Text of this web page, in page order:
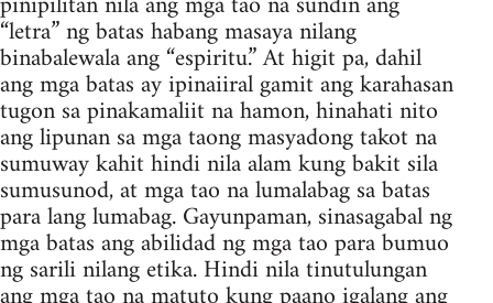
“letra” ng batas habang masaya nilang
binabalewala ang “espiritu.” At higit pa, dahil
ang mga batas ay ipinaiiral gamit ang karahasan
tugon sa pinakamaliit na hamon, hinahati nito
ang lipunan sa mga taong masyadong takot na
sumuway kahit hindi nila alam kung bakit sila
sumusunod, at mga tao na lumalabag sa batas
para lang lumabag. Gayunpaman, sinasagabal ng
mga batas ang abilidad ng mga tao para bumuo
ng sarili nilang etika. Hindi nila tinutulungan